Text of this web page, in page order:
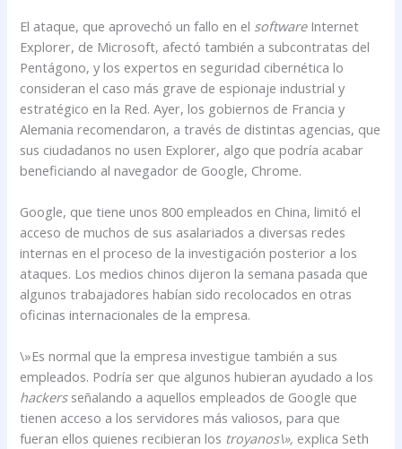
El ataque, que aprovechó un fallo en el software Internet
Explorer, de Microsoft, afectó también a subcontratas del
Pentágono, y los expertos en seguridad cibernética lo
consideran el caso más grave de espionaje industrial y
estratégico en la Red. Ayer, los gobiernos de Francia y
Alemania recomendaron, a través de distintas agencias, que
sus ciudadanos no usen Explorer, algo que podría acabar
beneficiando al navegador de Google, Chrome.
Google, que tiene unos 800 empleados en China, limitó el
acceso de muchos de sus asalariados a diversas redes
internas en el proceso de la investigación posterior a los
ataques. Los medios chinos dijeron la semana pasada que
algunos trabajadores habían sido recolocados en otras
oficinas internacionales de la empresa.
\»Es normal que la empresa investigue también a sus
empleados. Podría ser que algunos hubieran ayudado a los
hackersseñalando a aquellos empleados de Google que
tienen acceso a los servidores más valiosos, para que
fueran ellos quienes recibieran los troyanos\», explica Seth